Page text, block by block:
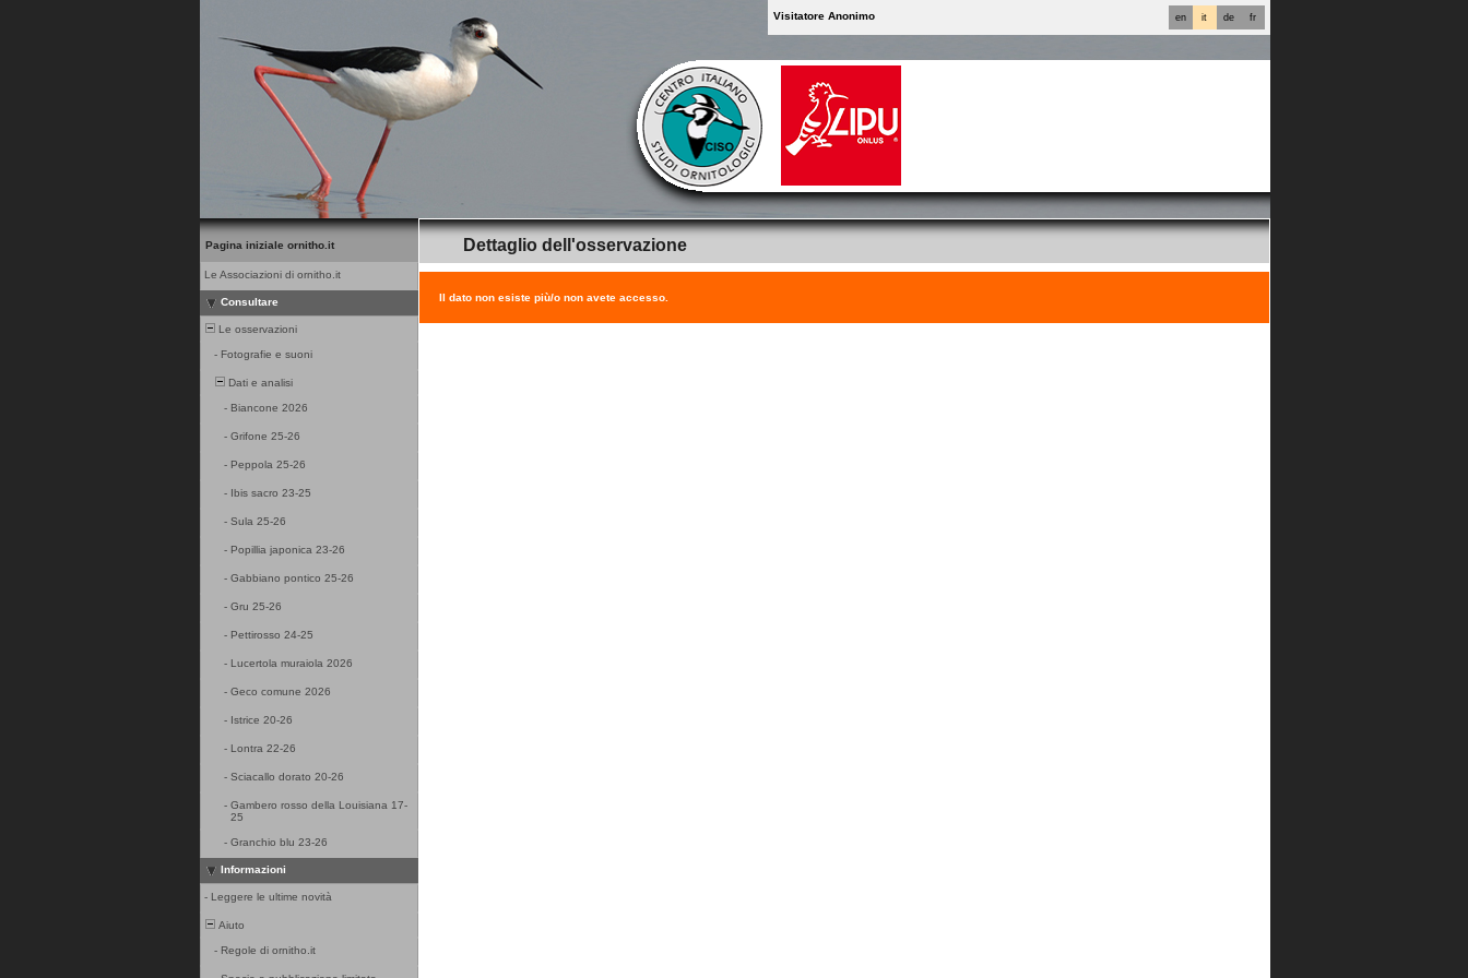
fr
de
it
en
Visitatore Anonimo
Pagina iniziale ornitho.it
Le Associazioni di ornitho.it
Consultare
Le osservazioni
- Fotografie e suoni
Dati e analisi
- Biancone 2026
- Grifone 25-26
- Peppola 25-26
- Ibis sacro 23-25
- Sula 25-26
- Popillia japonica 23-26
- Gabbiano pontico 25-26
- Gru 25-26
- Pettirosso 24-25
- Lucertola muraiola 2026
- Geco comune 2026
- Istrice 20-26
- Lontra 22-26
- Sciacallo dorato 20-26
- Gambero rosso della Louisiana 17-
25
- Granchio blu 23-26
Informazioni
- Leggere le ultime novità
Aiuto
- Regole di ornitho.it
Dettaglio dell'osservazione
Il dato non esiste più/o non avete accesso.